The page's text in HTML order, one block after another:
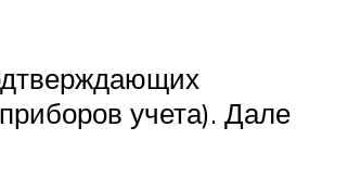
учета). Дале